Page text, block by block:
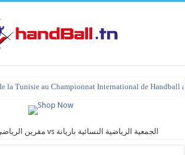
la Tunisie au Championnat International de Handball
مقرين الرياضي vs الجمعية الرياضية النسائية باريانة